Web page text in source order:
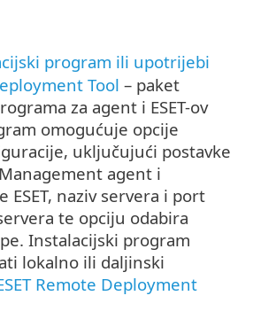
program ili upotrijebi
Tool – paket
za agent i ESET-ov
omogućuje opcije
uključujući postavke
Management agent i
ESET, naziv servera i port
servera te opciju odabira
Instalacijski program
lokalno ili daljinski
Remote Deployment